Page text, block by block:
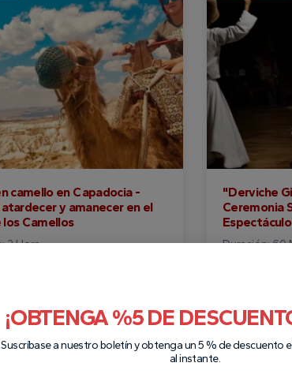
camello en Capadocia -
atardecer y amanecer en el
los Camellos
2 Hora
"Derviche
Ceremonia
Duración: 60
¡OBTENGA %5 DE
Suscríbase a nuestro boletín y obtenga un 5 % de descuento
al instante.